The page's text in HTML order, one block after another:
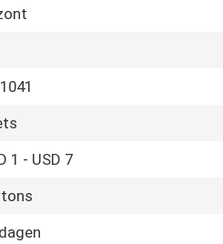
1 - USD 7